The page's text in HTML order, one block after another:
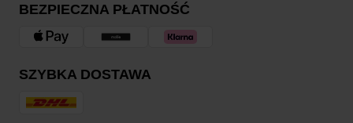
BEZPIECZNA PŁATNOŚĆ
SZYBKA DOSTAWA